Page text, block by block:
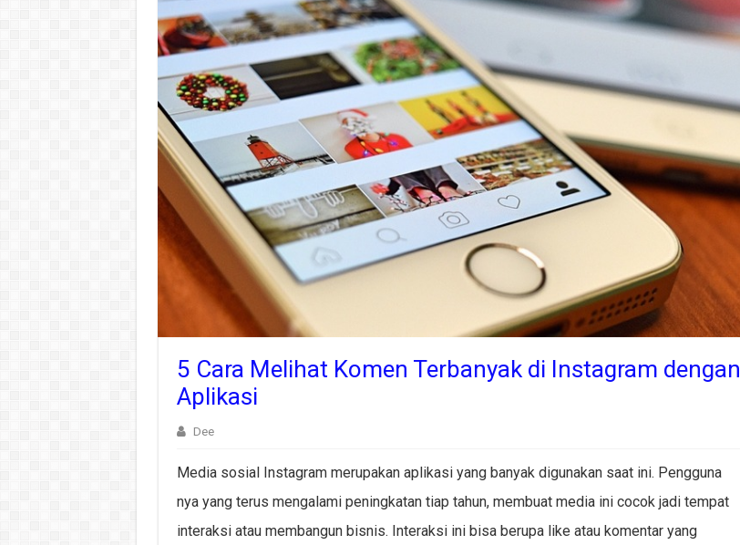
5 Cara Melihat Komen Terbanyak di Instagram dengan
Aplikasi
Dee
Media sosial Instagram merupakan aplikasi yang banyak digunakan saat ini. Pengguna
nya yang terus mengalami peningkatan tiap tahun, membuat media ini cocok jadi tempat
interaksi atau membangun bisnis. Interaksi ini bisa berupa like atau komentar yang